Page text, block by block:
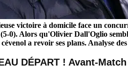
victoire à domicile face un
0). Alors qu'Olivier Dall'Oglio
a revoir ses plans. Analyse